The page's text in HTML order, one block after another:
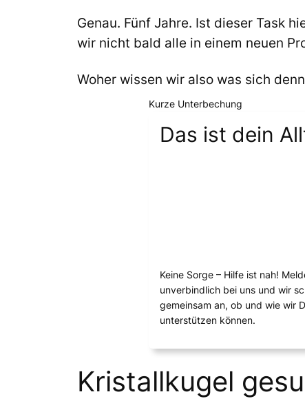
Genau. Fünf Jahre. Ist dieser Task
wir nicht bald alle in einem neuen
Woher wissen wir also was sich
Kurze Unterbechung
Das ist dein
Keine Sorge – Hilfe ist nah!
unverbindlich bei uns und wir
gemeinsam an, ob und wie wir
unterstützen können.
Kristallkugel